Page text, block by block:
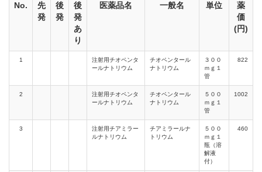
No.
先
発
後
発
後
発
あ
り
医薬品名 一般名 単位
薬
価
(円)
1
注射用チオペンタ
ールナトリウム
チオペンタール
ナトリウム
３００
ｍｇ１
管
822
2
注射用チオペンタ
ールナトリウム
チオペンタール
ナトリウム
５００
ｍｇ１
管
1002
3
注射用チアミラー
ルナトリウム
チアミラールナ
トリウム
５００
ｍｇ１
瓶（溶
解液
付）
460